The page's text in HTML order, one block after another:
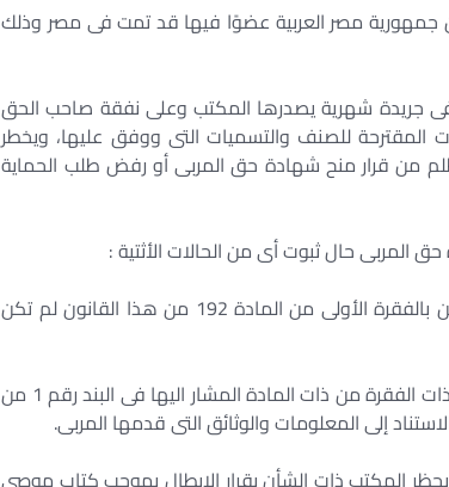
جمهورية مصر العربية عضوًا فيها قد تمت فى مصر وذلك
جريدة شهرية يصدرها المكتب وعلى نفقة صاحب الحق
للصنف والتسميات التى ووفق عليها، ويخطر
من قرار منح شهادة حق المربى أو رفض طلب الحماية
المربى حال ثبوت أى من الحالات الأثتية :
1- أن الشروط المنصوص عليها فى أى من البندين “1، 2 ” الواردين بالفقرة الأولى من المادة 192 من هذا القانون لم تكن
2- أن الشروط المنصوص عليها فى أى من البندين “3،4” الواردين بذات الفقرة من ذات المادة المشار اليها فى البند رقم 1 من
إلى المعلومات والوثائق التى قدمها المربى.
المكتب ذات الشأن بقرار الإبطال بموجب كتاب موصى